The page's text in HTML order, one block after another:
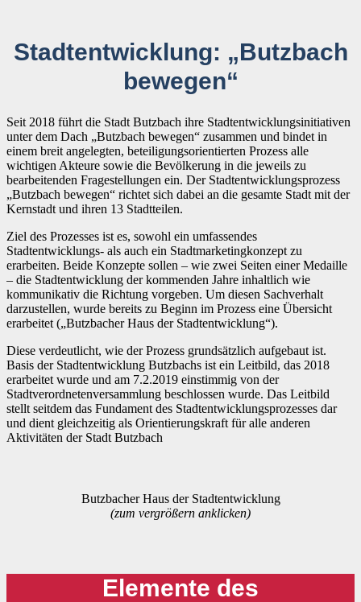
Stadtentwicklung: „Butzbach
bewegen“
Seit 2018 führt die Stadt Butzbach ihre Stadtentwicklungsinitiativen
unter dem Dach „Butzbach bewegen“ zusammen und bindet in
einem breit angelegten, beteiligungsorientierten Prozess alle
wichtigen Akteure sowie die Bevölkerung in die jeweils zu
bearbeitenden Fragestellungen ein. Der Stadtentwicklungsprozess
„Butzbach bewegen“ richtet sich dabei an die gesamte Stadt mit der
Kernstadt und ihren 13 Stadtteilen.
Ziel des Prozesses ist es, sowohl ein umfassendes
Stadtentwicklungs- als auch ein Stadtmarketingkonzept zu
erarbeiten. Beide Konzepte sollen – wie zwei Seiten einer Medaille
– die Stadtentwicklung der kommenden Jahre inhaltlich wie
kommunikativ die Richtung vorgeben. Um diesen Sachverhalt
darzustellen, wurde bereits zu Beginn im Prozess eine Übersicht
erarbeitet („Butzbacher Haus der Stadtentwicklung“).
Diese verdeutlicht, wie der Prozess grundsätzlich aufgebaut ist.
Basis der Stadtentwicklung Butzbachs ist ein Leitbild, das 2018
erarbeitet wurde und am 7.2.2019 einstimmig von der
Stadtverordnetenversammlung beschlossen wurde. Das Leitbild
stellt seitdem das Fundament des Stadtentwicklungsprozesses dar
und dient gleichzeitig als Orientierungskraft für alle anderen
Aktivitäten der Stadt Butzbach
Butzbacher Haus der Stadtentwicklung
(zum vergrößern anklicken)
Elemente des